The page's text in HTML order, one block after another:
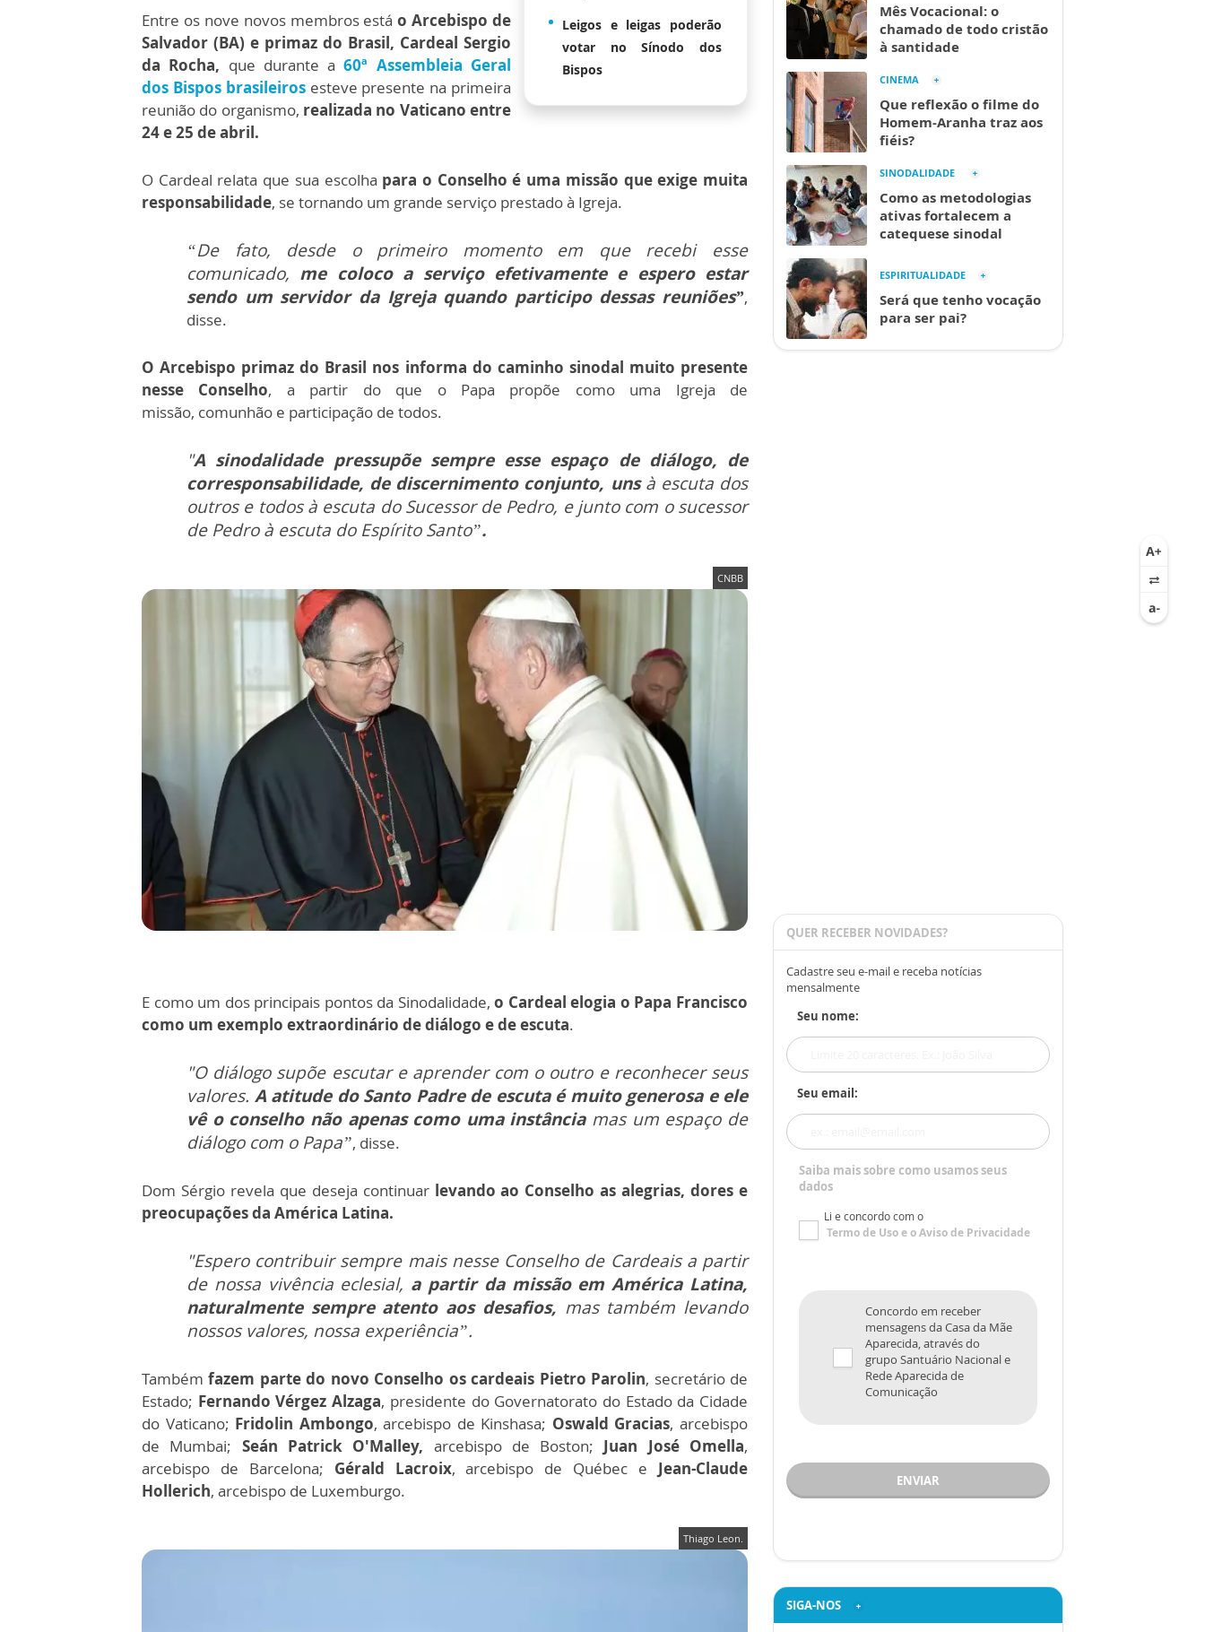
Leigos e leigas poderão
votar no Sínodo dos
Bispos
Entre os nove novos membros estáo Arcebispo de
Salvador (BA) e primaz do Brasil, Cardeal Sergio
da Rocha, que durante a60ª Assembleia Geral
dos Bispos brasileirosesteve presente na primeira
reunião do organismo, realizada no Vaticano entre
24 e 25 de abril.
O Cardeal relata que sua escolha para o Conselho é uma missão que exige muita
responsabilidade, se tornando um grande serviço prestado à Igreja.
“De fato, desde o primeiro momento em que recebi esse
comunicado, me coloco a serviço efetivamente e espero estar
sendo um servidor da Igreja quando participo dessas reuniões”,
disse.
O Arcebispo primaz do Brasil nos informa do caminho sinodal muito presente
nesse Conselho, a partir do que o Papa propõe como uma Igreja de
missão, comunhão e participação de todos.
"A sinodalidade pressupõe sempre esse espaço de diálogo, de
corresponsabilidade, de discernimento conjunto, unsà escuta dos
outros e todos à escuta do Sucessor de Pedro, e junto com o sucessor
de Pedro à escuta do Espírito Santo”.
CNBB
E como um dos principais pontos da Sinodalidade,o Cardeal elogia o Papa Francisco
como um exemplo extraordinário de diálogo e de escuta.
"O diálogo supõe escutar e aprender com o outro e reconhecer seus
valores. A atitude do Santo Padre de escuta é muito generosa e ele
vê o conselho não apenas como uma instância mas um espaço de
diálogo com o Papa”, disse.
Dom Sérgio revela que deseja continuarlevando ao Conselho as alegrias, dores e
preocupações da América Latina.
"Espero contribuir sempre mais nesse Conselho de Cardeais a partir
de nossa vivência eclesial, a partir da missão em América Latina,
naturalmente sempre atento aos desafios, mas também levando
nossos valores, nossa experiência”.
Também fazem parte do novo Conselho os cardeais Pietro Parolin, secretário de
Estado; Fernando Vérgez Alzaga, presidente do Governatorato do Estado da Cidade
do Vaticano; Fridolin Ambongo, arcebispo de Kinshasa; Oswald Gracias, arcebispo
de Mumbai; Seán Patrick O'Malley, arcebispo de Boston; Juan José Omella,
arcebispo de Barcelona; Gérald Lacroix, arcebispo de Québec e Jean-Claude
Hollerich, arcebispo de Luxemburgo.
Thiago Leon.
Mês Vocacional: o
chamado de todo cristão
à santidade
CINEMA
Que reflexão o filme do
Homem-Aranha traz aos
fiéis?
SINODALIDADE
Como as metodologias
ativas fortalecem a
catequese sinodal
ESPIRITUALIDADE
Será que tenho vocação
para ser pai?
QUER RECEBER NOVIDADES?
Cadastre seu e-mail e receba notícias
mensalmente
Seu nome:
Seu email:
Saiba mais sobre como usamos seus
dados
Li e concordo com o
Termo de Usoe oAviso de Privacidade
Concordo em receber
mensagens da Casa da Mãe
Aparecida, através do
grupo Santuário Nacional e
Rede Aparecida de
Comunicação
ENVIAR
SIGA-NOS